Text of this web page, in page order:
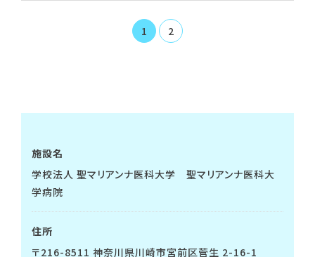
1 2
施設名
学校法人 聖マリアンナ医科大学 聖マリアンナ医科大
学病院
住所
〒216-8511 神奈川県川崎市宮前区菅生 2-16-1